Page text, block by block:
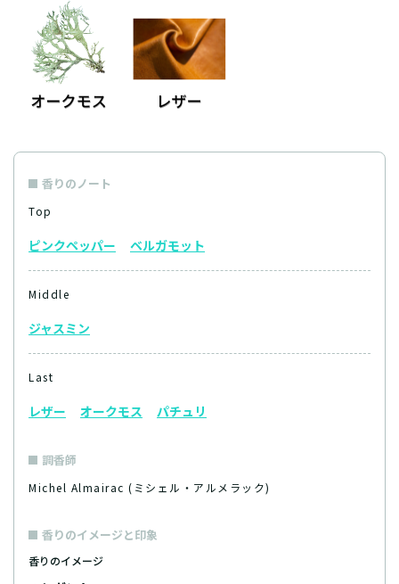
香りのノート
Top
ピンクペッパー ベルガモット
Middle
ジャスミン
Last
レザー オークモス パチュリ
調香師
Michel Almairac (ミシェル・アルメラック)
香りのイメージと印象
香りのイメージ